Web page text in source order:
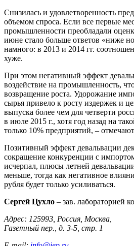
Снизилась и удовлетворенность
объемом спроса. Если все первые
промышленности преобладали
июне стало больше ответов «ниже
намного: в 2013 и 2014 гг.
хуже.
При этом негативный эффект
воздействие на промышленность,
возвращение роста. Удорожание
сырья привело к росту издержек и
выпуска более чем для четверти
в июле 2015 г., хотя год назад на
только 10% предприятий, –
Позитивный эффект девальвации
сокращение конкуренции с
исчерпал, плюсы летней
меньше, тогда как негативное
рубля будет только усиливаться.
Сергей Цухло – зав. лабораторией
Адрес: 125993, Россия, Москва,
Газетный пер., д. 3-5, стр. 1